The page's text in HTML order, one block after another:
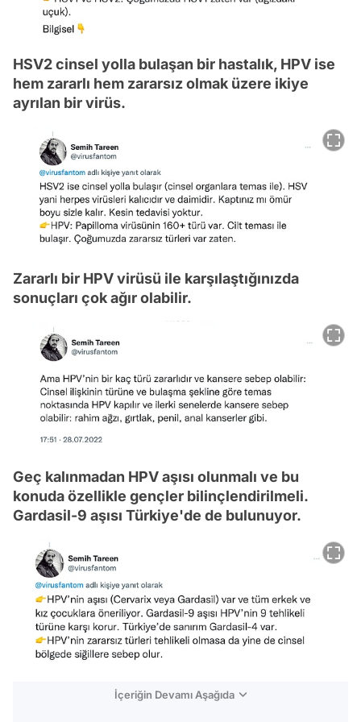
HSV2 cinsel yolla bulaşan bir hastalık, HPV ise
hem zararlı hem zararsız olmak üzere ikiye
ayrılan bir virüs.
Zararlı bir HPV virüsü ile karşılaştığınızda
sonuçları çok ağır olabilir.
Geç kalınmadan HPV aşısı olunmalı ve bu
konuda özellikle gençler bilinçlendirilmeli.
Gardasil-9 aşısı Türkiye'de de bulunuyor.
İçeriğin Devamı Aşağıda